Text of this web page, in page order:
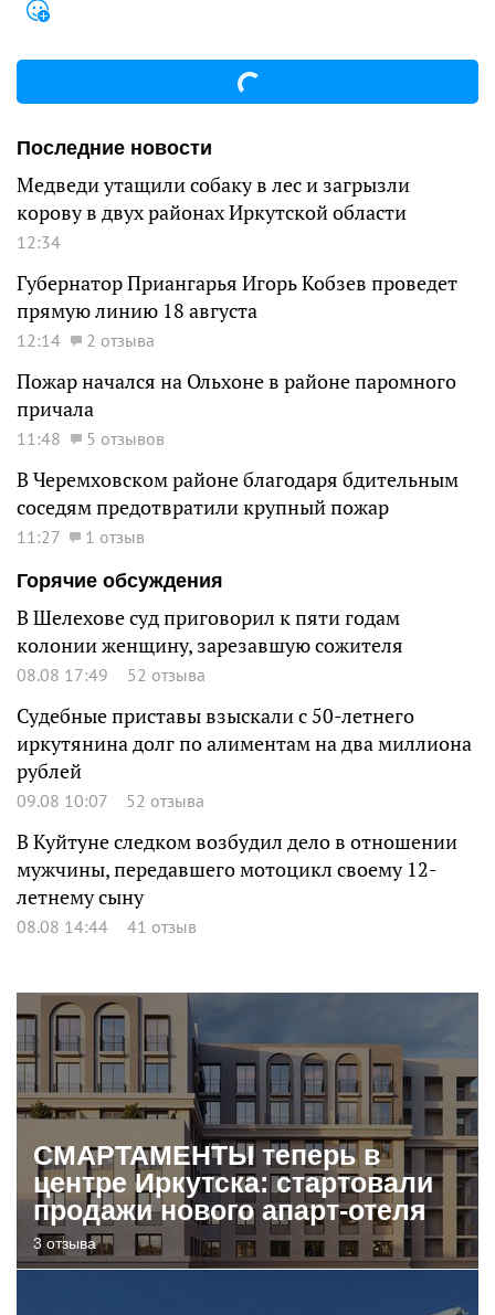
Последние новости
Медведи утащили собаку в лес и загрызли
корову в двух районах Иркутской области
12:34
Губернатор Приангарья Игорь Кобзев проведет
прямую линию 18 августа
12:14 2 отзыва
Пожар начался на Ольхоне в районе паромного
причала
11:48 5 отзывов
В Черемховском районе благодаря бдительным
соседям предотвратили крупный пожар
11:27
1 отзыв
Горячие обсуждения
В Шелехове суд приговорил к пяти годам
колонии женщину, зарезавшую сожителя
08.08 17:49 52 отзыва
Судебные приставы взыскали с 50-летнего
иркутянина долг по алиментам на два миллиона
рублей
09.08 10:07 52 отзыва
В Куйтуне следком возбудил дело в отношении
мужчины, передавшего мотоцикл своему 12-
летнему сыну
08.08 14:44 41 отзыв
СМАРТАМЕНТЫ теперь в
центре Иркутска: стартовали
продажи нового апарт-отеля
3 отзыва